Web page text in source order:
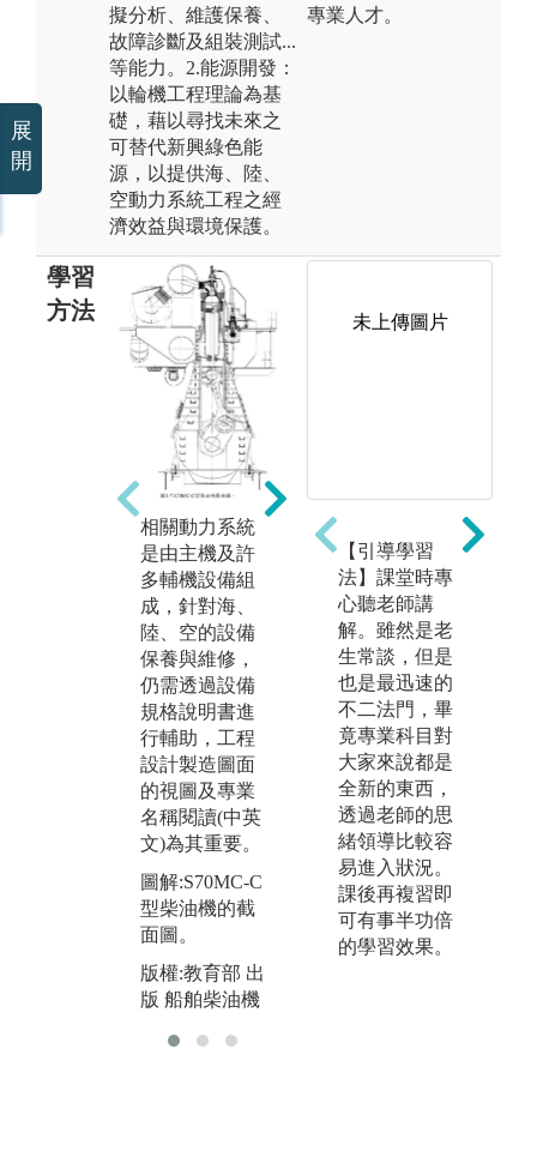
擬分析、維護保養、
故障診斷及組裝測試...
等能力。2.能源開發：
以輪機工程理論為基
礎，藉以尋找未來之
可替代新興綠色能
源，以提供海、陸、
空動力系統工程之經
濟效益與環境保護。
專業人才。
學習
方法
相關動力系統
是由主機及許
多輔機設備組
成，針對海、
陸、空的設備
保養與維修，
仍需透過設備
規格說明書進
行輔助，工程
設計製造圖面
的視圖及專業
名稱閱讀(中英
文)為其重要。
圖解:S70MC-C
型柴油機的截
面圖。
版權:教育部 出
版 船舶柴油機
3D設計、CAE
模擬分析、CF
D模擬分析軟
體運用:現今
海、陸、空的
的設備系統中
無論動力、流
體、能源等分
析，仍需透過
初步3D、CA
E、CFD軟體
建模以加速新
系統開發分
析。
圖解:噴油嘴
版權:教育部 出
版 船舶柴油機
未上傳圖片
【引導學習
法】課堂時專
心聽老師講
解。雖然是老
生常談，但是
也是最迅速的
不二法門，畢
竟專業科目對
大家來說都是
全新的東西，
透過老師的思
緒領導比較容
易進入狀況。
課後再複習即
可有事半功倍
的學習效果。
展
開